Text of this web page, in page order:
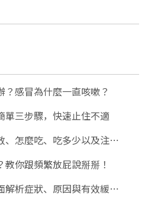
感冒為什麼一直咳嗽？
單三步驟，快速止住不適
、怎麼吃、吃多少以及注⋯
你跟頻繁放屁說掰掰！
解析症狀、原因與有效緩⋯